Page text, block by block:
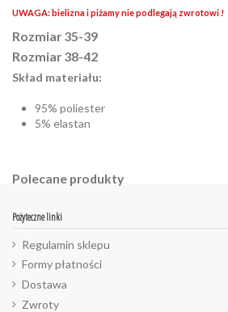
UWAGA: bielizna i piżamy nie podlegają zwrotowi !
Rozmiar 35-39
Rozmiar 38-42
Skład materiału:
95% poliester
5% elastan
Polecane produkty
Pożyteczne linki
Regulamin sklepu
Formy płatności
Dostawa
Zwroty